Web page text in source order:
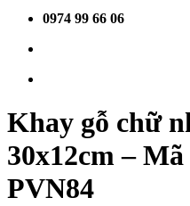
0974 99 66 06
Khay gỗ chữ
30x12cm –
PVN84